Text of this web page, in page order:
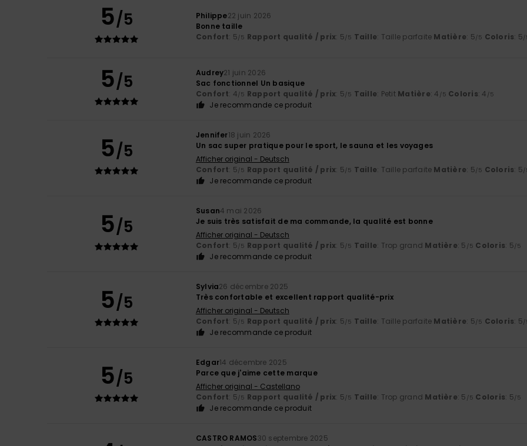
5/5 Philippe22 juin 2026
Bonne taille
Confort: 5/5 Rapport qualité / prix: 5/5 Taille: Taille parfaite Matière: 5/5 Coloris: 5/
5/5 Audrey21 juin 2026
Sac fonctionnel Un basique
Confort: 4/5 Rapport qualité / prix: 5/5 Taille: Petit Matière: 4 /5 Coloris: 4 /5
Je recommande ce produit
5/5
Jennifer18 juin 2026
Un sac super pratique pour le sport, le sauna et les voyages
Afficher original - Deutsch
Confort: 5/5 Rapport qualité / prix: 5/5 Taille: Taille parfaite Matière: 5/5 Coloris: 5/
Je recommande ce produit
5/5
Susan4 mai 2026
Je suis très satisfait de ma commande, la qualité est bonne
Afficher original - Deutsch
Confort: 5/5 Rapport qualité / prix: 5/5 Taille: Trop grand Matière: 5 /5 Coloris: 5/5
Je recommande ce produit
5/5
Sylvia26 décembre 2025
Très confortable et excellent rapport qualité-prix
Afficher original - Deutsch
Confort: 5/5 Rapport qualité / prix: 5/5 Taille: Taille parfaite Matière: 5/5 Coloris: 5/
Je recommande ce produit
5/5
Edgar14 décembre 2025
Parce que j'aime cette marque
Afficher original - Castellano
Confort: 5/5 Rapport qualité / prix: 5/5 Taille: Trop grand Matière: 5 /5 Coloris: 5/5
Je recommande ce produit
CASTRO RAMOS30 septembre 2025